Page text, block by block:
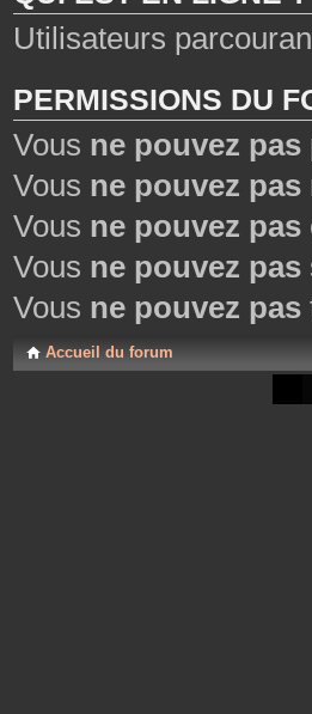
Utilisateurs
PERMISSIONS DU
Vous ne pouvez pas
Vous ne pouvez pas
Vous ne pouvez pas
Vous ne pouvez pas
Vous ne pouvez pas
Accueil du forum